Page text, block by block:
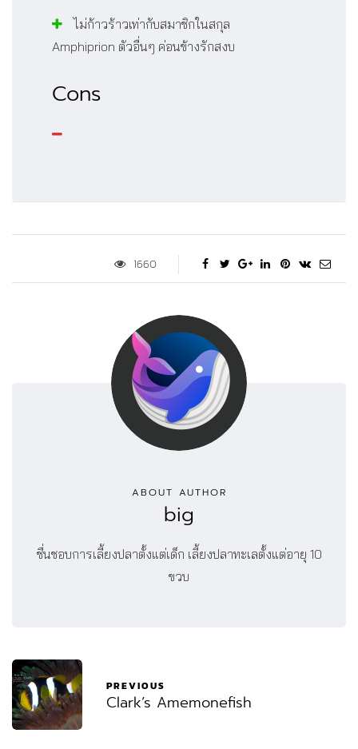
ไม่ก้าวร้าวเท่ากับสมาชิกในสกุล
Amphiprion ตัวอื่นๆ ค่อนข้างรักสงบ
Cons
1660
ABOUT AUTHOR
big
ชื่นชอบการเลี้ยงปลาตั้งแต่เด็ก เลี้ยงปลาทะเลตั้งแต่อายุ 10
ขวบ
PREVIOUS
Clark’s Amemonefish